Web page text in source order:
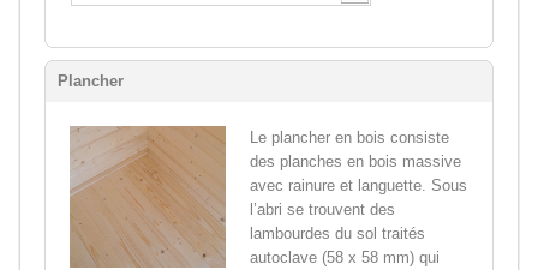
Plancher
Le plancher en bois consiste
des planches en bois massive
avec rainure et languette. Sous
l’abri se trouvent des
lambourdes du sol traités
autoclave (58 x 58 mm) qui